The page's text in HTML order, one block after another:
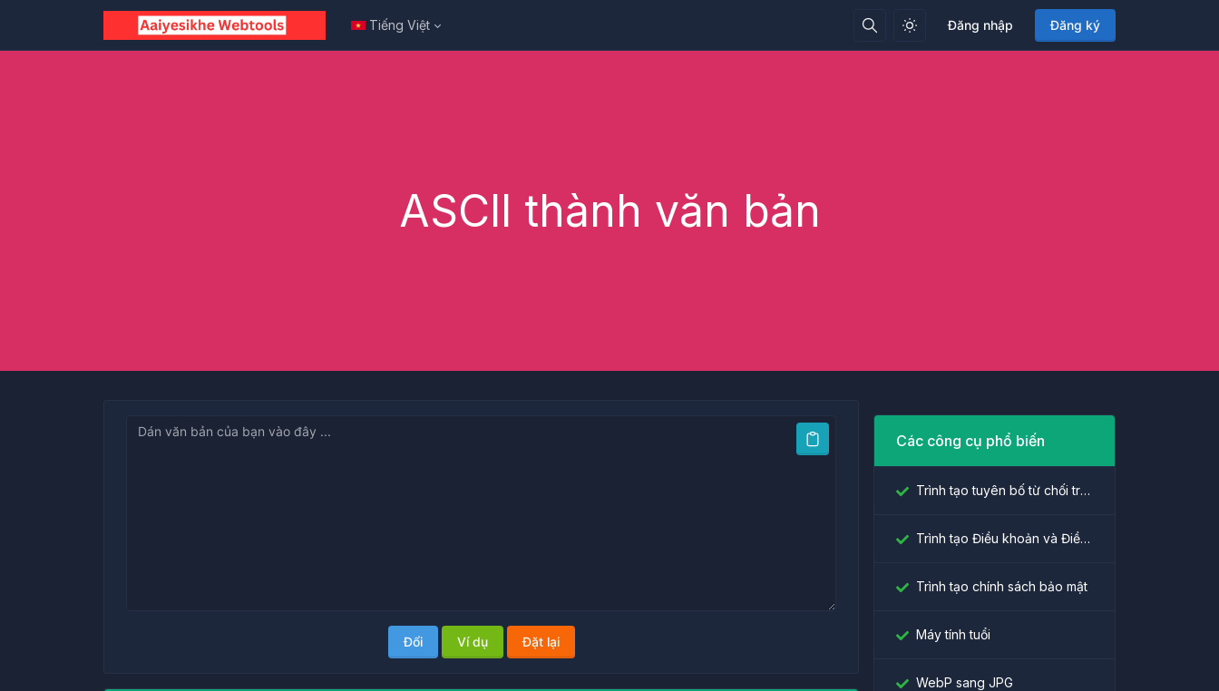
Đăng nhập Đăng ký
Tiếng Việt
ASCII thành văn bản
Đổi Ví dụ Đặt lại
Các công cụ phổ biến
Trình tạo tuyên bố từ chối trách nhiệm
Trình tạo Điều khoản và Điều kiện
Trình tạo chính sách bảo mật
Máy tính tuổi
WebP sang JPG